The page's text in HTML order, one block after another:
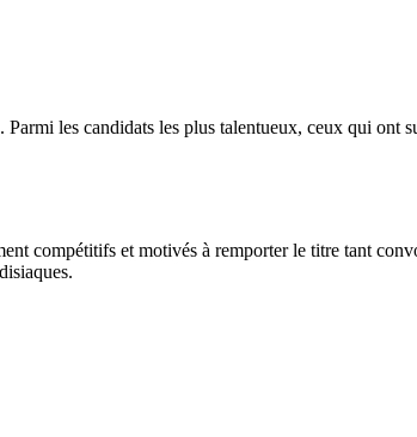
les candidats les plus talentueux, ceux qui ont
compétitifs et motivés à remporter le titre tant